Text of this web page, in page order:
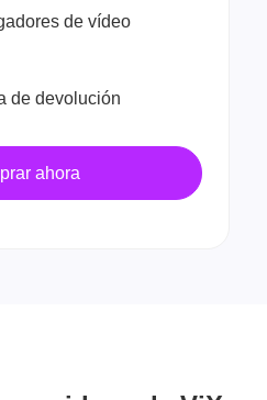
de vídeo
de devolución
ahora